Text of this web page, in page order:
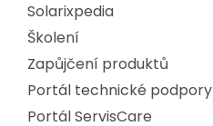
Solarixpedia
Školení
Zapůjčení produktů
Portál technické podpory
Portál ServisCare